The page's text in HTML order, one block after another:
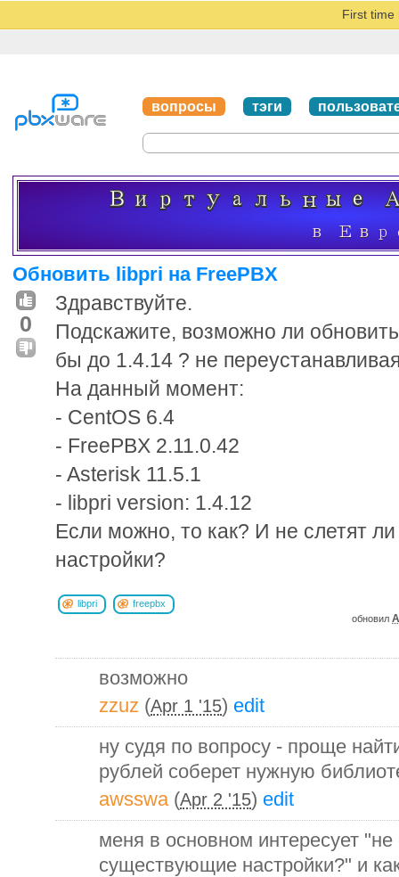
First time
вопросы тэги
Обновить libpri на FreePBX
0
Здравствуйте.
Подскажите, возможно ли
бы до 1.4.14 ? не
На данный момент:
- CentOS 6.4
- FreePBX 2.11.0.42
- Asterisk 11.5.1
- libpri version: 1.4.12
Если можно, то как? И не слетят
настройки?
libpri
freepbx
обновил
возможно
zzuz (Apr 1 '15) edit
ну судя по вопросу - проще
рублей соберет нужную
awsswa (Apr 2 '15) edit
меня в основном интересует "не
существующие настройки?" и